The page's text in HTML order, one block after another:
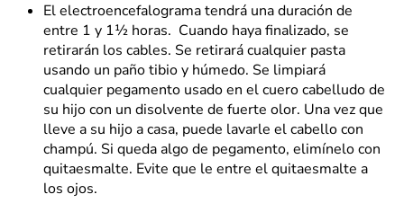
El electroencefalograma tendrá una duración de
entre 1 y 1½ horas. Cuando haya finalizado, se
retirarán los cables. Se retirará cualquier pasta
usando un paño tibio y húmedo. Se limpiará
cualquier pegamento usado en el cuero cabelludo de
su hijo con un disolvente de fuerte olor. Una vez que
lleve a su hijo a casa, puede lavarle el cabello con
champú. Si queda algo de pegamento, elimínelo con
quitaesmalte. Evite que le entre el quitaesmalte a
los ojos.